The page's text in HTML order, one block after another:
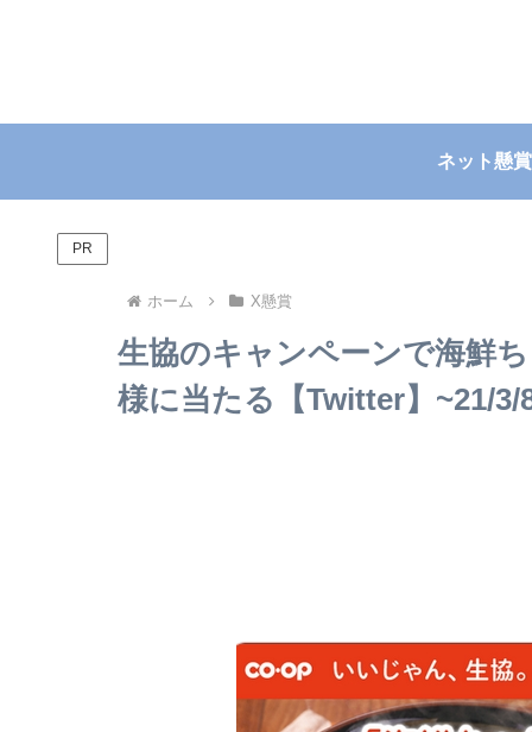
ネット懸賞
PR
ホーム X懸賞
生協のキャンペーンで海鮮
様に当たる【Twitter】~21/3/